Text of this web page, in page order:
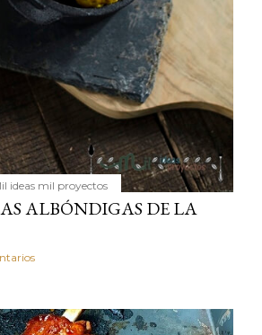
ideas mil proyectos
ALBÓNDIGAS DE LA